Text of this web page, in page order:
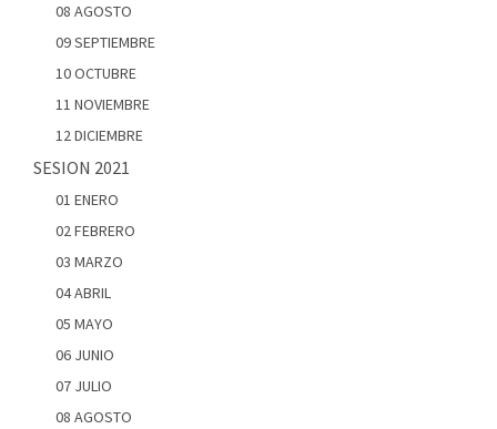
08 AGOSTO
09 SEPTIEMBRE
10 OCTUBRE
11 NOVIEMBRE
12 DICIEMBRE
SESION 2021
01 ENERO
02 FEBRERO
03 MARZO
04 ABRIL
05 MAYO
06 JUNIO
07 JULIO
08 AGOSTO